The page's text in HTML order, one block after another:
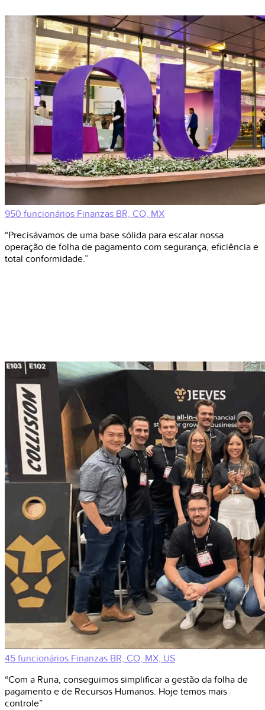
950 funcionários Finanzas BR, CO, MX
“Precisávamos de uma base sólida para escalar nossa
operação de folha de pagamento com segurança, eficiência e
total conformidade.”
45 funcionários Finanzas BR, CO, MX, US
“Com a Runa, conseguimos simplificar a gestão da folha de
pagamento e de Recursos Humanos. Hoje temos mais
controle”